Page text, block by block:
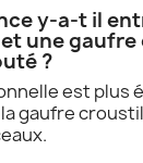
y-a-t il
une
?
est plus
gaufre